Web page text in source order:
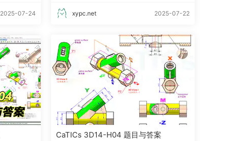
2025-07-24 xypc.net 2025-07-22
CaTICs 3D14-H04 题目与答案